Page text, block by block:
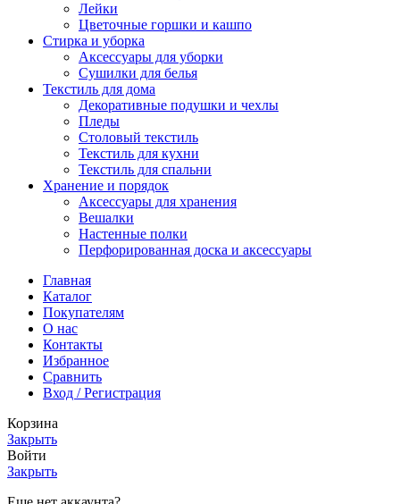
Лейки
Цветочные горшки и кашпо
Стирка и уборка
Аксессуары для уборки
Сушилки для белья
Текстиль для дома
Декоративные подушки и чехлы
Пледы
Столовый текстиль
Текстиль для кухни
Текстиль для спальни
Хранение и порядок
Аксессуары для хранения
Вешалки
Настенные полки
Перфорированная доска и аксессуары
Главная
Каталог
Покупателям
О нас
Контакты
Избранное
Сравнить
Вход / Регистрация
Корзина
Закрыть
Войти
Закрыть